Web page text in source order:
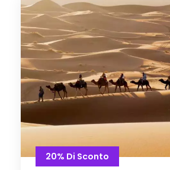
20% Di Sconto